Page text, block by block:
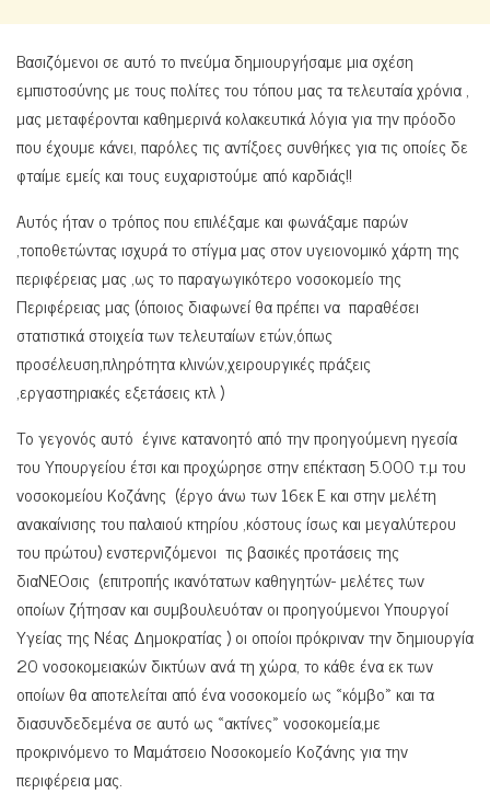
Βασιζόμενοι σε αυτό το πνεύμα δημιουργήσαμε μια σχέση
εμπιστοσύνης με τους πολίτες του τόπου μας τα τελευταία χρόνια ,
μας μεταφέρονται καθημερινά κολακευτικά λόγια για την πρόοδο
που έχουμε κάνει, παρόλες τις αντίξοες συνθήκες για τις οποίες δε
φταίμε εμείς και τους ευχαριστούμε από καρδιάς!!
Αυτός ήταν ο τρόπος που επιλέξαμε και φωνάξαμε παρών
,τοποθετώντας ισχυρά το στίγμα μας στον υγειονομικό χάρτη της
περιφέρειας μας ,ως το παραγωγικότερο νοσοκομείο της
Περιφέρειας μας (όποιος διαφωνεί θα πρέπει να παραθέσει
στατιστικά στοιχεία των τελευταίων ετών,όπως
προσέλευση,πληρότητα κλινών,χειρουργικές πράξεις
,εργαστηριακές εξετάσεις κτλ )
Το γεγονός αυτό έγινε κατανοητό από την προηγούμενη ηγεσία
του Υπουργείου έτσι και προχώρησε στην επέκταση 5.000 τ.μ του
νοσοκομείου Κοζάνης (έργο άνω των 16εκ E και στην μελέτη
ανακαίνισης του παλαιού κτηρίου ,κόστους ίσως και μεγαλύτερου
του πρώτου) ενστερνιζόμενοι τις βασικές προτάσεις της
διαΝΕΟσις (επιτροπής ικανότατων καθηγητών- μελέτες των
οποίων ζήτησαν και συμβουλευόταν οι προηγούμενοι Υπουργοί
Υγείας της Νέας Δημοκρατίας ) οι οποίοι πρόκριναν την δημιουργία
20 νοσοκομειακών δικτύων ανά τη χώρα, το κάθε ένα εκ των
οποίων θα αποτελείται από ένα νοσοκομείο ως «κόμβο» και τα
διασυνδεδεμένα σε αυτό ως «ακτίνες» νοσοκομεία,με
προκρινόμενο το Μαμάτσειο Νοσοκομείο Κοζάνης για την
περιφέρεια μας.